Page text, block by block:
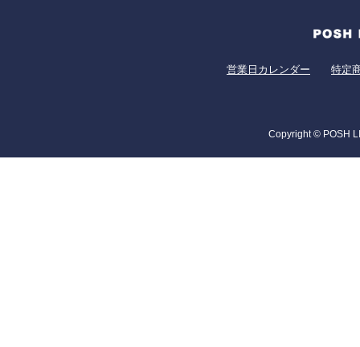
営業日カレンダー 特定
Copyright © POSH